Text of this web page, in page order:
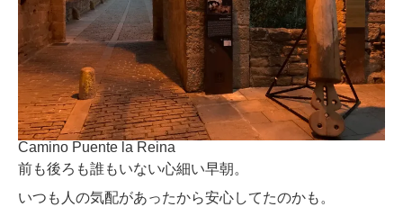
Camino Puente la Reina
前も後ろも誰もいない心細い早朝。
いつも人の気配があったから安心してたのかも。